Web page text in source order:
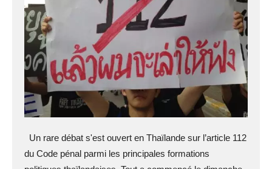
Un rare débat s'est ouvert en Thaïlande sur l’article 112
du Code pénal parmi les principales formations